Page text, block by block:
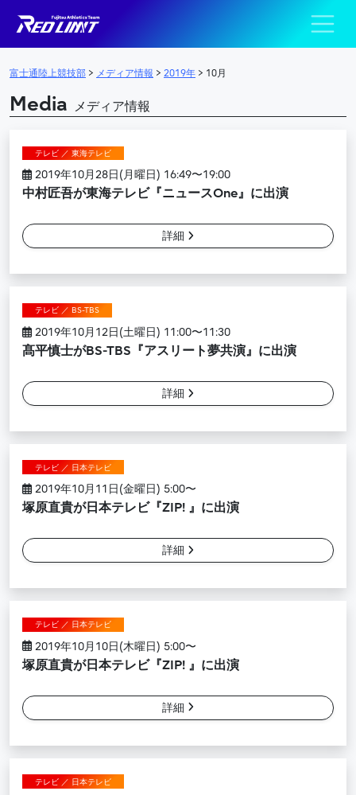
メインナビゲーション
陸上競技部 –
富士通陸上競技部 > メディア情報 > 2019年 > 10月
Media メディア情報
テレビ ／ 東海テレビ
2019年10月28日(月曜日) 16:49〜19:00
中村匠吾が東海テレビ『ニュースOne』に出演
詳細
テレビ ／ BS-TBS
2019年10月12日(土曜日) 11:00〜11:30
髙平慎士がBS-TBS『アスリート夢共演』に出演
詳細
テレビ ／ 日本テレビ
2019年10月11日(金曜日) 5:00〜
塚原直貴が日本テレビ『ZIP! 』に出演
詳細
テレビ ／ 日本テレビ
2019年10月10日(木曜日) 5:00〜
塚原直貴が日本テレビ『ZIP! 』に出演
詳細
テレビ ／ 日本テレビ